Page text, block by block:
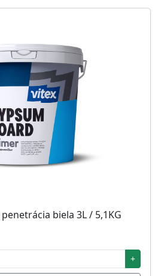
biela 3L / 5,1KG
+